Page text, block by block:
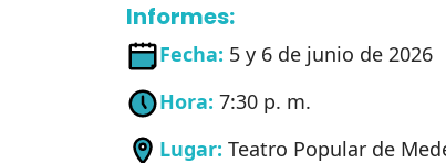
Informes:
Fecha: 5 y 6 de junio de 2026
Hora: 7:30 p. m.
Lugar: Teatro Popular de